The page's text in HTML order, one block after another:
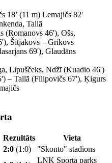
18’ (11 m) Lemajičs 82'
Tallā
(Romanovs 46'), Ošs,
Šitjakovs – Grikovs
69'), Glaudāns
Lipuščeks, Ndžī (Kuadio 46')
– Tallā (Filipovičs 67'), Ķigurs
Rezultāts
Vieta
2:0 (1:0)
"Skonto" stadions
LNK Sporta parks